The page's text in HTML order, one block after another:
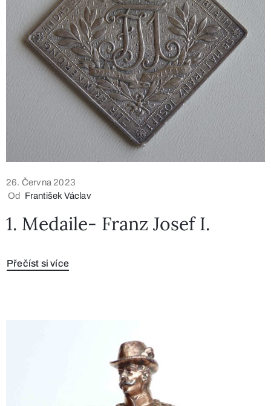
26. Června 2023
Od
František Václav
1. Medaile- Franz Josef I.
Přečíst si více